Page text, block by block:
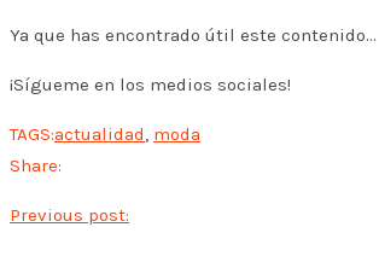
Ya que has encontrado útil este contenido...
¡Sígueme en los medios sociales!
TAGS:actualidad, moda
Share:
Previous post: